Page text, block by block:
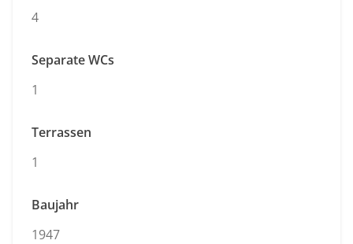
4
Separate WCs
1
Terrassen
1
Baujahr
1947